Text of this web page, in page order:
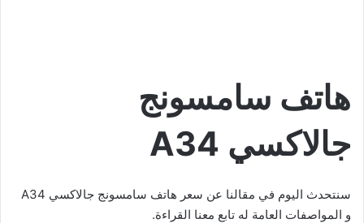
هاتف سامسونج
جالاكسي A34
سنتحدث اليوم في مقالنا عن سعر هاتف سامسونج جالاكسي A34
و المواصفات العامة له تابع معنا القراءة.